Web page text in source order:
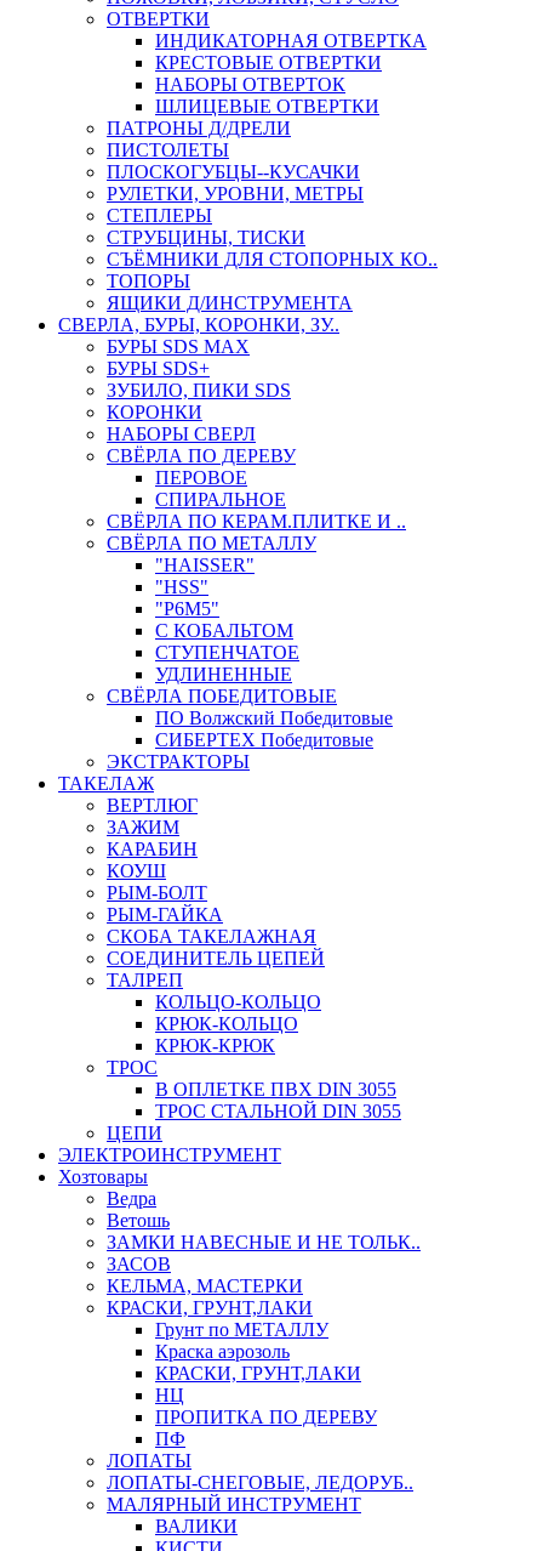
ОТВЕРТКИ
ИНДИКАТОРНАЯ ОТВЕРТКА
КРЕСТОВЫЕ ОТВЕРТКИ
НАБОРЫ ОТВЕРТОК
ШЛИЦЕВЫЕ ОТВЕРТКИ
ПАТРОНЫ Д/ДРЕЛИ
ПИСТОЛЕТЫ
ПЛОСКОГУБЦЫ--КУСАЧКИ
РУЛЕТКИ, УРОВНИ, МЕТРЫ
СТЕПЛЕРЫ
СТРУБЦИНЫ, ТИСКИ
СЪЁМНИКИ ДЛЯ СТОПОРНЫХ КО..
ТОПОРЫ
ЯЩИКИ Д/ИНСТРУМЕНТА
СВЕРЛА, БУРЫ, КОРОНКИ, ЗУ..
БУРЫ SDS MAX
БУРЫ SDS+
ЗУБИЛО, ПИКИ SDS
КОРОНКИ
НАБОРЫ СВЕРЛ
СВЁРЛА ПО ДЕРЕВУ
ПЕРОВОЕ
СПИРАЛЬНОЕ
СВЁРЛА ПО КЕРАМ.ПЛИТКЕ И ..
СВЁРЛА ПО МЕТАЛЛУ
"HAISSER"
"HSS"
"Р6М5"
С КОБАЛЬТОМ
СТУПЕНЧАТОЕ
УДЛИНЕННЫЕ
СВЁРЛА ПОБЕДИТОВЫЕ
ПО Волжский Победитовые
СИБЕРТЕХ Победитовые
ЭКСТРАКТОРЫ
ТАКЕЛАЖ
ВЕРТЛЮГ
ЗАЖИМ
КАРАБИН
КОУШ
РЫМ-БОЛТ
РЫМ-ГАЙКА
СКОБА ТАКЕЛАЖНАЯ
СОЕДИНИТЕЛЬ ЦЕПЕЙ
ТАЛРЕП
КОЛЬЦО-КОЛЬЦО
КРЮК-КОЛЬЦО
КРЮК-КРЮК
ТРОС
В ОПЛЕТКЕ ПВХ DIN 3055
ТРОС СТАЛЬНОЙ DIN 3055
ЦЕПИ
ЭЛЕКТРОИНСТРУМЕНТ
Хозтовары
Ведра
Ветошь
ЗАМКИ НАВЕСНЫЕ И НЕ ТОЛЬК..
ЗАСОВ
КЕЛЬМА, МАСТЕРКИ
КРАСКИ, ГРУНТ,ЛАКИ
Грунт по МЕТАЛЛУ
Краска аэрозоль
КРАСКИ, ГРУНТ,ЛАКИ
НЦ
ПРОПИТКА ПО ДЕРЕВУ
ПФ
ЛОПАТЫ
ЛОПАТЫ-СНЕГОВЫЕ, ЛЕДОРУБ..
МАЛЯРНЫЙ ИНСТРУМЕНТ
ВАЛИКИ